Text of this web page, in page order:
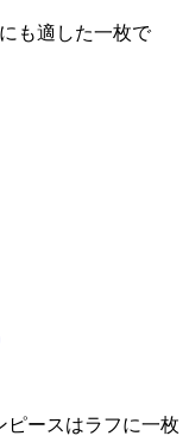
も適した一枚で
ピースはラフに一枚